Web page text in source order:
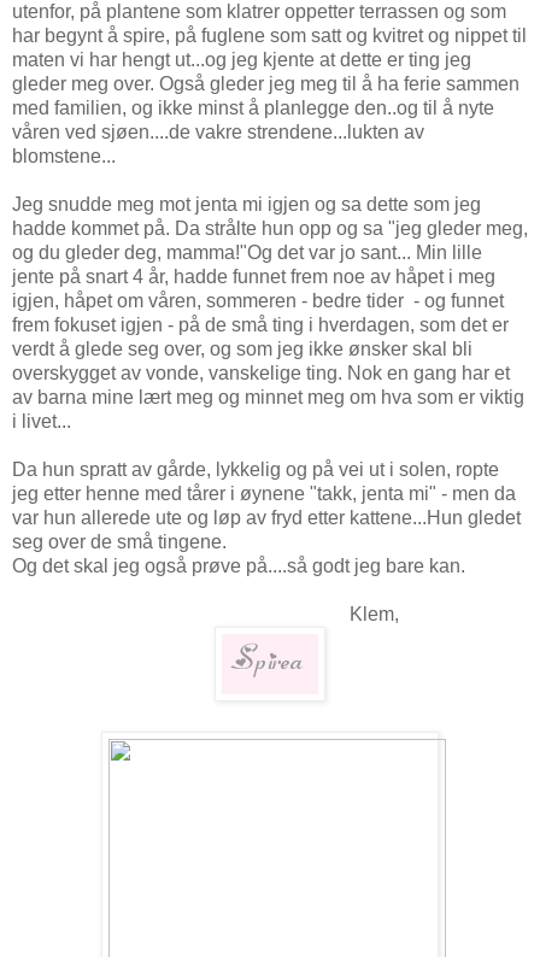
utenfor, på plantene som klatrer oppetter terrassen og som
har begynt å spire, på fuglene som satt og kvitret og nippet til
maten vi har hengt ut...og jeg kjente at dette er ting jeg
gleder meg over. Også gleder jeg meg til å ha ferie sammen
med familien, og ikke minst å planlegge den..og til å nyte
våren ved sjøen....de vakre strendene...lukten av
blomstene...
Jeg snudde meg mot jenta mi igjen og sa dette som jeg
hadde kommet på. Da strålte hun opp og sa "jeg gleder meg,
og du gleder deg, mamma!"Og det var jo sant... Min lille
jente på snart 4 år, hadde funnet frem noe av håpet i meg
igjen, håpet om våren, sommeren - bedre tider - og funnet
frem fokuset igjen - på de små ting i hverdagen, som det er
verdt å glede seg over, og som jeg ikke ønsker skal bli
overskygget av vonde, vanskelige ting. Nok en gang har et
av barna mine lært meg og minnet meg om hva som er viktig
i livet...
Da hun spratt av gårde, lykkelig og på vei ut i solen, ropte
jeg etter henne med tårer i øynene "takk, jenta mi" - men da
var hun allerede ute og løp av fryd etter kattene...Hun gledet
seg over de små tingene.
Og det skal jeg også prøve på....så godt jeg bare kan.
Klem,